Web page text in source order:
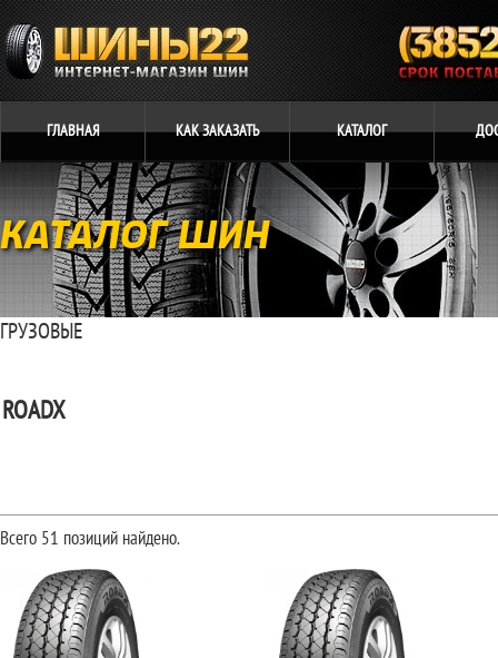
ГЛАВНАЯ КАКЗАКАЗАТЬ КАТАЛОГ
КАТАЛОГ ШИН
ГРУЗОВЫЕ
ROADX
Всего 51 позиций найдено.